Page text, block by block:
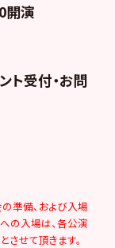
開演
ト受付・お問
準備、および入場
の入場は、各公演
させて頂きます。